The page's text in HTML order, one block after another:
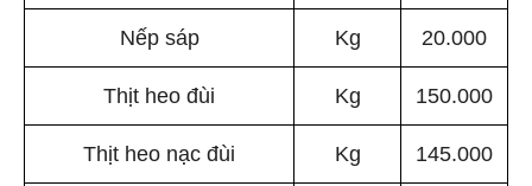
Nếp sáp Kg 20.000
Thịt heo đùi Kg 150.000
Thịt heo nạc đùi Kg 145.000